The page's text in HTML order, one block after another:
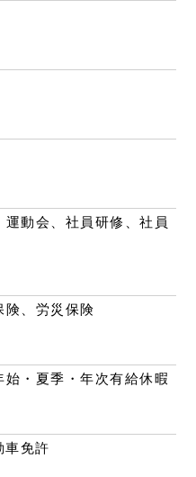
動会、社員研修、社員
険、労災保険
・夏季・年次有給休暇
車免許